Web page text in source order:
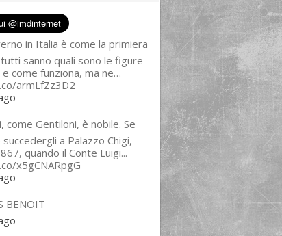
in Italia è come la primiera
sanno quali sono le figure
e come funziona, ma ne…
armLfZz3D2
come Gentiloni, è nobile. Se
a Palazzo Chigi,
quando il Conte Luigi...
x5gCNARpgG
BENOIT